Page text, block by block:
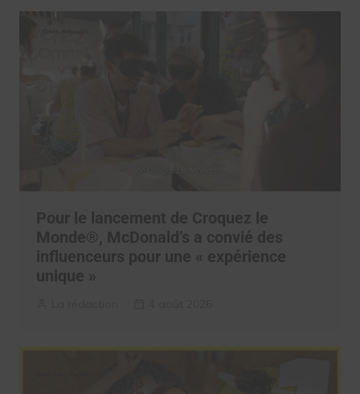
Pour le lancement de Croquez le
Monde®, McDonald’s a convié des
influenceurs pour une « expérience
unique »